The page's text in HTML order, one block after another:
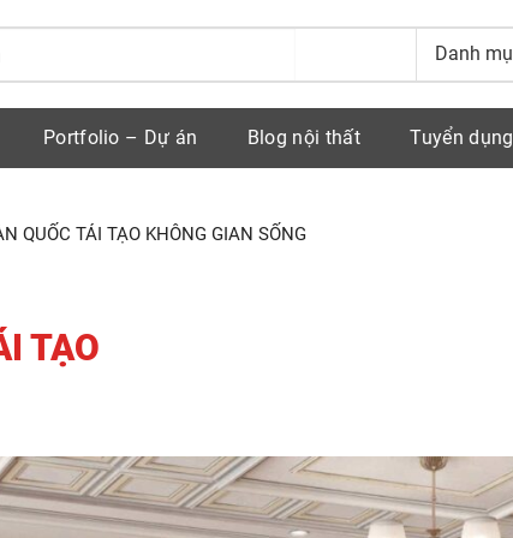
Portfolio – Dự án Blog nội thất Tuyển dụng
QUỐC TÁI TẠO KHÔNG GIAN SỐNG
TẠO